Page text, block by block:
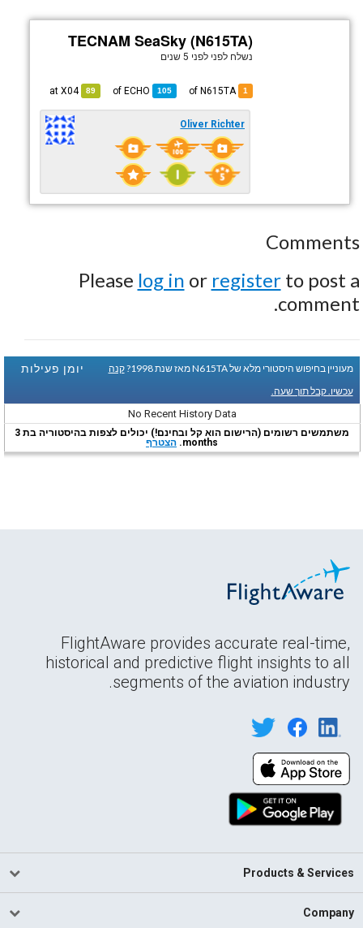
TECNAM SeaSky (N615TA)
נשלח לפני לפני 5 שנים
1
105
ECHO
89
at
X04
Oliver Richter
Comments
Please log in or registerto post a
comment.
יומן פעילות מעוניין בחיפוש היסטורי מלא של N615TA מאז שנת 1998?
קנה
עכשיו. קבל תוך שעה.
No Recent History Data
משתמשים רשומים (הרישום הוא קל ובחינם!) יכולים לצפות בהיסטוריה בת 3
months. הצטרף
FlightAware provides accurate real-time,
historical and predictive flight insights to all
segments of the aviation industry.
Products & Services
Company